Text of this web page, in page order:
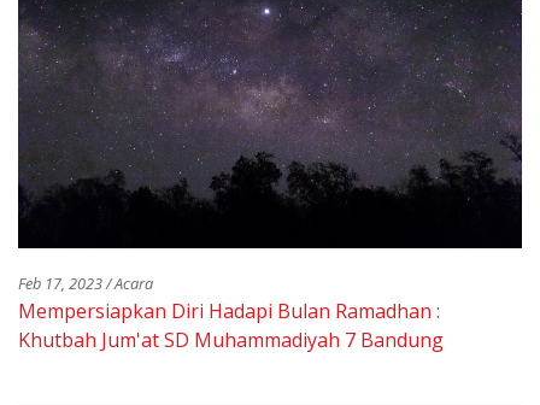
Feb 17, 2023 / Acara
Mempersiapkan Diri Hadapi Bulan Ramadhan :
Khutbah Jum'at SD Muhammadiyah 7 Bandung